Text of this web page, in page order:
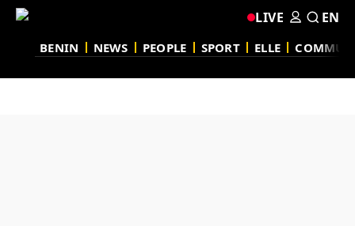
BENIN NEWS PEOPLE SPORT ELLE
LIVE EN